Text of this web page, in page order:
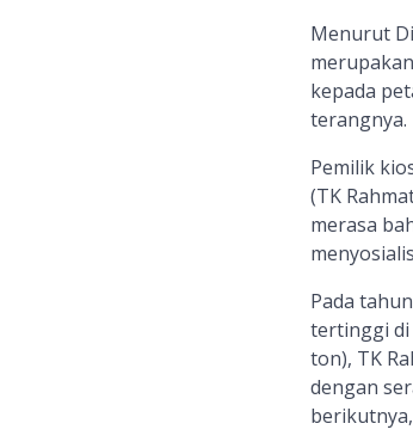
Menurut
kepada
terangnya.
Pemilik
(TK
merasa
Pada
tertinggi di
ton), TK
dengan